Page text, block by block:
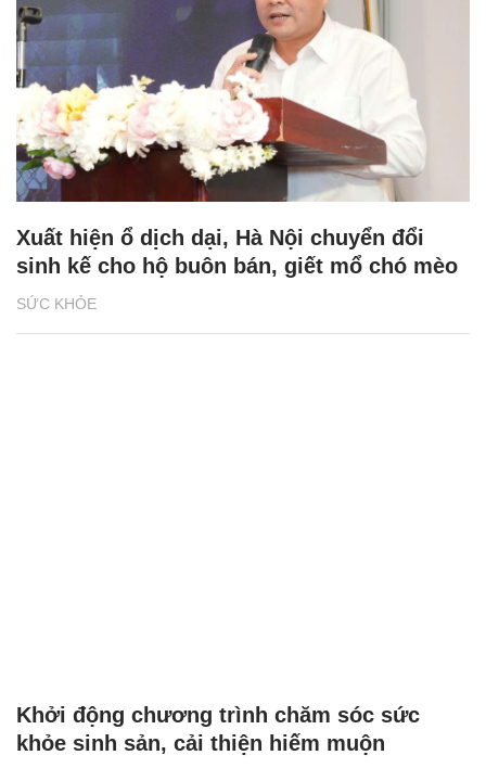
SỨC KHỎE
Xuất hiện ổ dịch dại, Hà Nội chuyển đổi
sinh kế cho hộ buôn bán, giết mổ chó mèo
Khởi động chương trình chăm sóc sức
khỏe sinh sản, cải thiện hiếm muộn